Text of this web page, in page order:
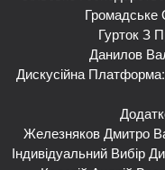
Гурток З
Данилов
Дискусійна
Железняков Дмитро
Індивідуальний Вибір